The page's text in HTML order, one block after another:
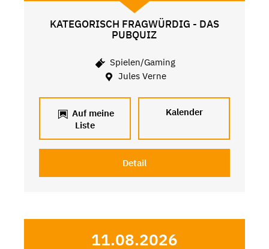
KATEGORISCH FRAGWÜRDIG - DAS
PUBQUIZ
Spielen/Gaming
Jules Verne
Auf meine
Liste
Kalender
Detail
11.08.2026